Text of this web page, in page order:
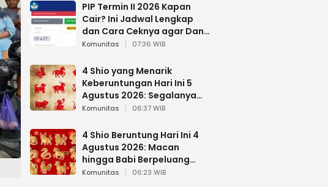
PIP Termin II 2026 Kapan
Cair? Ini Jadwal Lengkap
dan Cara Ceknya agar Dana
Tidak Hangus!
Komunitas 07:36 WIB
4 Shio yang Menarik
Keberuntungan Hari Ini 5
Agustus 2026: Segalanya
Berjalan Lancar
Komunitas 06:37 WIB
4 Shio Beruntung Hari Ini 4
Agustus 2026: Macan
hingga Babi Berpeluang
Dapat Kabar Baik
Komunitas 06:23 WIB